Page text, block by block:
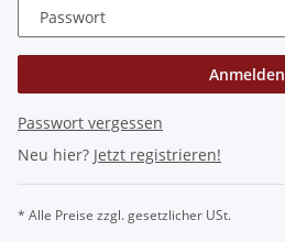
Passwort
Anmelden
Passwort vergessen
Neu hier? Jetzt registrieren!
* Alle Preise zzgl. gesetzlicher USt.